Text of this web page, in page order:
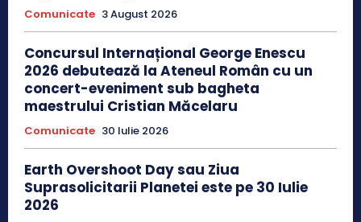
Comunicate 3 August 2026
Concursul Internațional George Enescu
2026 debutează la Ateneul Român cu un
concert-eveniment sub bagheta
maestrului Cristian Măcelaru
Comunicate 30 Iulie 2026
Earth Overshoot Day sau Ziua
Suprasolicitarii Planetei este pe 30 Iulie
2026